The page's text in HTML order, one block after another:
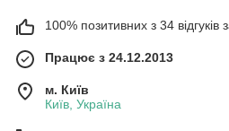
100% позитивних з 34 відгуків
Працює з 24.12.2013
м. Київ
Київ, Україна